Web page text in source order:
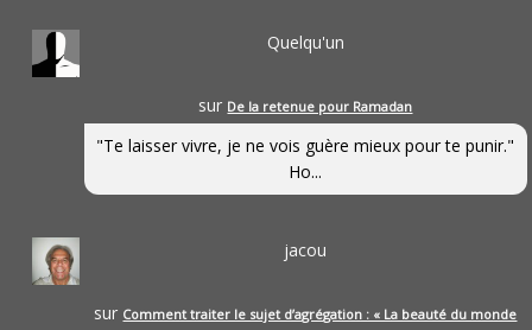
Quelqu'un
sur De la retenue pour Ramadan
"Te laisser vivre, je ne vois guère mieux pour te punir."
Ho...
jacou
sur Comment traiter le sujet d’agrégation : « La beauté du monde